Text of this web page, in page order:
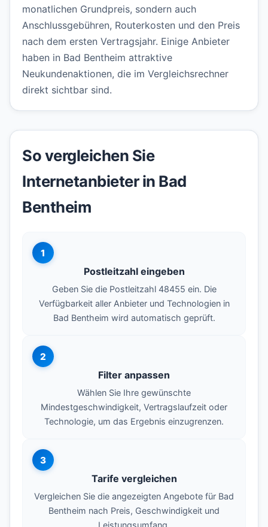
monatlichen Grundpreis, sondern auch
Anschlussgebühren, Routerkosten und den Preis
nach dem ersten Vertragsjahr. Einige Anbieter
haben in Bad Bentheim attraktive
Neukundenaktionen, die im Vergleichsrechner
direkt sichtbar sind.
So vergleichen Sie
Internetanbieter in Bad
Bentheim
1
Postleitzahl eingeben
Geben Sie die Postleitzahl 48455 ein. Die
Verfügbarkeit aller Anbieter und Technologien in
Bad Bentheim wird automatisch geprüft.
2
Filter anpassen
Wählen Sie Ihre gewünschte
Mindestgeschwindigkeit, Vertragslaufzeit oder
Technologie, um das Ergebnis einzugrenzen.
3
Tarife vergleichen
Vergleichen Sie die angezeigten Angebote für Bad
Bentheim nach Preis, Geschwindigkeit und